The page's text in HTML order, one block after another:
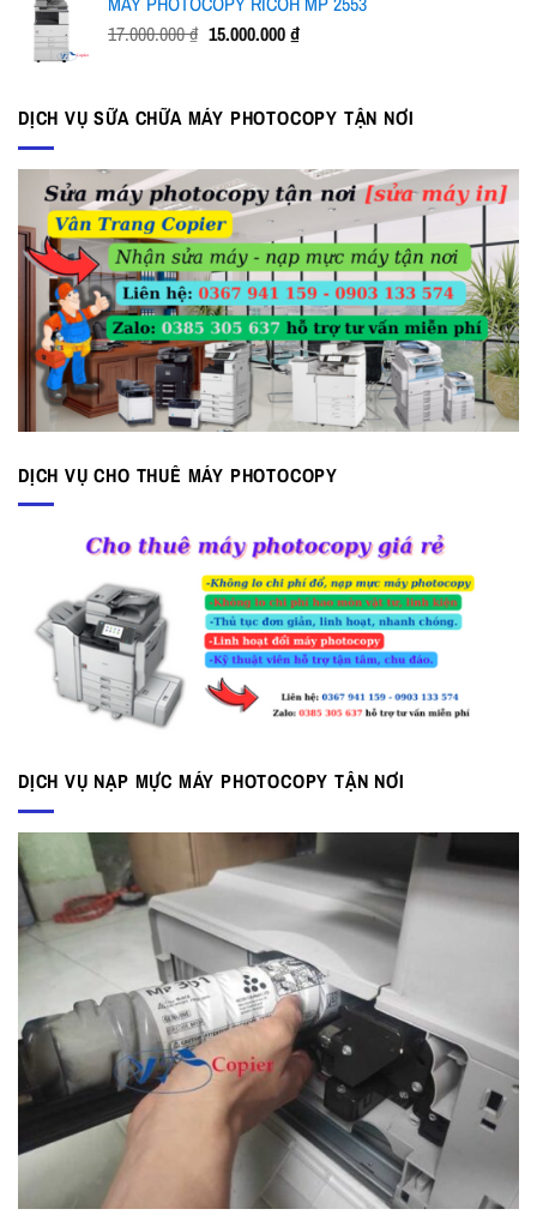
37.000.000 ₫.là:
35.500.000 ₫.
17.000.000₫ Giá
17.000.000 ₫.
15.000.000₫Giá
là:
15.000.000 ₫.
DỊCH VỤ SỮA CHỮA MÁY PHOTOCOPY TẬN NƠI
DỊCH VỤ CHO THUÊ MÁY PHOTOCOPY
DỊCH VỤ NẠP MỰC MÁY PHOTOCOPY TẬN NƠI